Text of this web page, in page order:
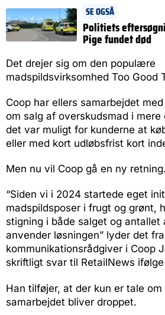
SE OGSÅ
Politiets
Pige fundet død
Det drejer sig om den populære
madspildsvirksomhed Too Good
Coop har ellers samarbejdet
om salg af overskudsmad i mere
det var muligt for kunderne at
eller med kort udløbsfrist kort
Men nu vil Coop gå en ny retning.
“Siden vi i 2024 startede eget
madspildsposer i frugt og grønt,
stigning i både salget og antallet
anvender løsningen” lyder det fra
kommunikationsrådgiver i Coop
skriftligt svar til RetailNews ifølge
Han tilføjer, at der kun er tale
samarbejdet bliver droppet.